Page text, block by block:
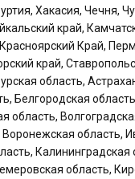
Хакасия, Чечня,
край,
Край,
край,
область,
Белгородская
область,
область,
Калининградская
область,